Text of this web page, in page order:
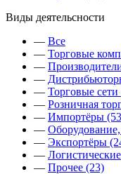
Виды деятельсности
— Все
— Торговые
—
—
— Торговые сети
— Розничная
— Импортёры
—
— Экспортёры
—
— Прочее (23)